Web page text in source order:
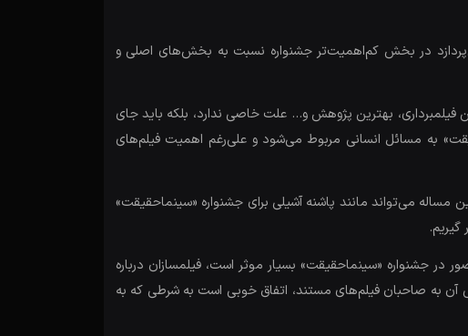
در بخش کم‌اهمیت‌تر جشنواره نسبت به بخش‌های اصلی و
بهترین پژوهش و… علت خاصی ندارد، بلکه باید جای
به مسائل انسانی مربوط می‌شود و علی‌رغم اهمیت فیلم‌های
می‌تواند مانند پاشنه آشیلی برای جشنواره «سینماحقیقت»
جشنواره «سینماحقیقت» بسیار موثر است، فیلمسازان درباره
آن به صاحبان فیلم‌های مستند، اتفاق خوبی‌ است به شرطی که به